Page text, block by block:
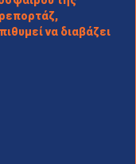
να διαβάζει